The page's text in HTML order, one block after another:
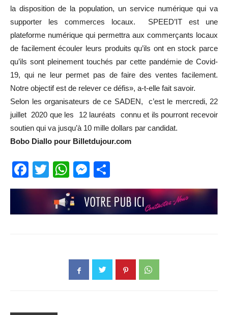
la disposition de la population, un service numérique qui va
supporter les commerces locaux. SPEED’IT est une
plateforme numérique qui permettra aux commerçants locaux
de facilement écouler leurs produits qu’ils ont en stock parce
qu’ils sont pleinement touchés par cette pandémie de Covid-
19, qui ne leur permet pas de faire des ventes facilement.
Notre objectif est de relever ce défis», a-t-elle fait savoir.
Selon les organisateurs de ce SADEN, c’est le mercredi, 22
juillet 2020 que les 12 lauréats connu et ils pourront recevoir
soutien qui va jusqu’à 10 mille dollars par candidat.
Bobo Diallo pour Billetdujour.com
Facebook
TwitterWhatsApp
Messenger